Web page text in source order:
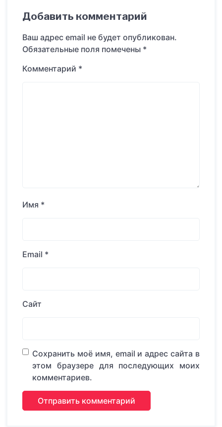
Добавить комментарий
Ваш адрес email не будет опубликован.
Обязательные поля помечены *
Комментарий *
Имя *
Email *
Сайт
Сохранить моё имя, email и адрес сайта в
этом браузере для последующих моих
комментариев.